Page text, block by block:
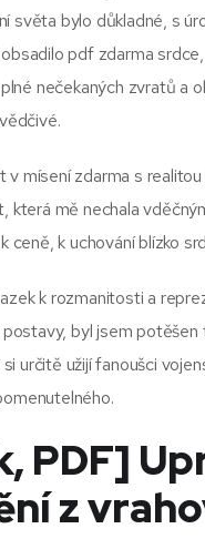
světa bylo důkladné, s
pdf zdarma
nečekaných zvratů a
mísení zdarma s
která mě nechala
ceně, k uchování blízko
k rozmanitosti a
byl jsem
určitě užijí fanoušci
PDF]
z